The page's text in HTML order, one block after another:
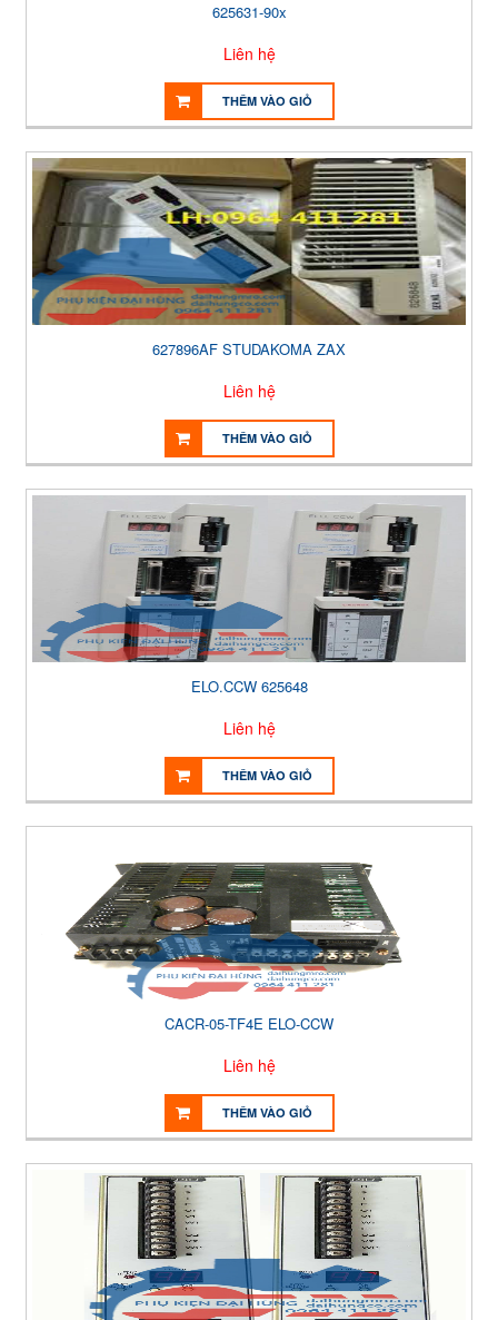
625631-90x
Liên hệ
THÊM VÀO GIỎ
627896AF STUDAKOMA ZAX
Liên hệ
THÊM VÀO GIỎ
ELO.CCW 625648
Liên hệ
THÊM VÀO GIỎ
CACR-05-TF4E ELO-CCW
Liên hệ
THÊM VÀO GIỎ